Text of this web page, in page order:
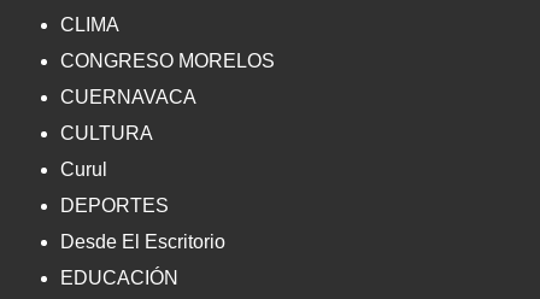
CLIMA
CONGRESO MORELOS
CUERNAVACA
CULTURA
Curul
DEPORTES
Desde El Escritorio
EDUCACIÓN